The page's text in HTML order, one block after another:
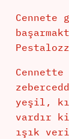
yeşil,
vardır
ışık